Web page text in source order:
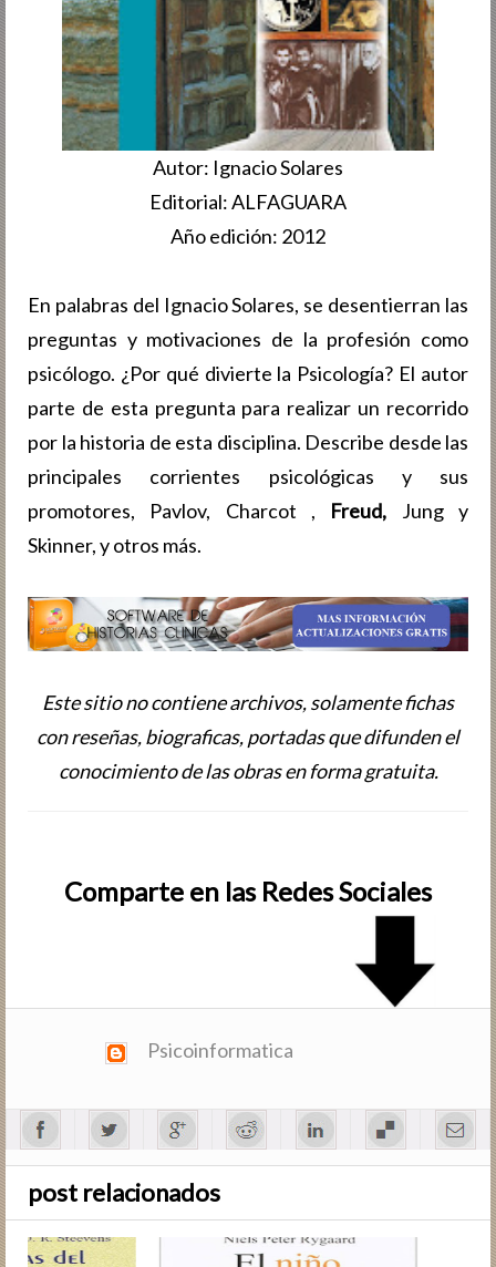
Autor: Ignacio Solares
Editorial: ALFAGUARA
Año edición: 2012
En palabras del Ignacio Solares, se desentierran las
preguntas y motivaciones de la profesión como
psicólogo. ¿Por qué divierte la Psicología? El autor
parte de esta pregunta para realizar un recorrido
por la historia de esta disciplina. Describe desde las
principales corrientes psicológicas y sus
promotores, Pavlov, Charcot , Freud, Jung y
Skinner, y otros más.
Este sitio no contiene archivos, solamente fichas
con reseñas, biografic­as, portadas que difunden el
conocimiento de las obras en forma gratuita.
Comparte en las Redes Sociales
Psicoinformatica
post relacionados